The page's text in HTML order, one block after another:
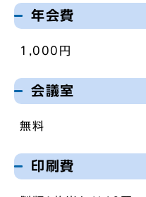
年会費
1,000円
会議室
無料
印刷費